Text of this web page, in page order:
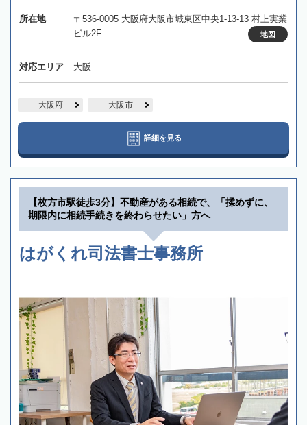
所在地
〒536-0005 大阪府大阪市城東区中央1-13-13 村上実業
ビル2F
地図
対応エリア 大阪
大阪府 大阪市
詳細を見る
【枚方市駅徒歩3分】不動産がある相続で、「揉めずに、
期限内に相続手続きを終わらせたい」方へ
はがくれ司法書士事務所